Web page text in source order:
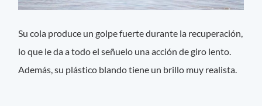
Su cola produce un golpe fuerte durante la recuperación,
lo que le da a todo el señuelo una acción de giro lento.
Además, su plástico blando tiene un brillo muy realista.